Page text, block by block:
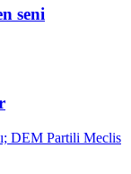
seni